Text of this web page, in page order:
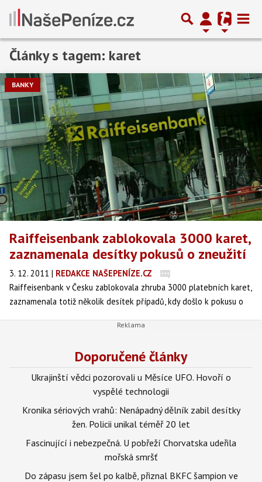
Články s tagem: karet
BANKY
Raiffeisenbank zablokovala 3000 karet,
zaznamenala desítky pokusů o zneužití
3. 12. 2011 | REDAKCE NAŠEPENÍZE.CZ
Raiffeisenbank v Česku zablokovala zhruba 3000 platebních karet,
zaznamenala totiž několik desítek případů, kdy došlo k pokusu o
Doporučené články
Ukrajinští vědci pozorovali u Měsíce UFO. Hovoří o
vyspělé technologii
Kronika sériových vrahů: Nenápadný dělník zabil desítky
žen. Policii unikal téměř 20 let
Fascinující i nebezpečná. U pobřeží Chorvatska udeřila
mořská smršť
Do zápasu jsem šel po kalbě, přiznal BKFC šampion ve